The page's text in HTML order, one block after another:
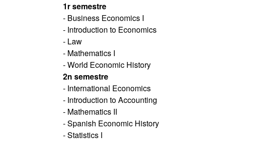
1r semestre
- Business Economics I
- Introduction to Economics
- Law
- Mathematics I
- World Economic History
2n semestre
- International Economics
- Introduction to Accounting
- Mathematics II
- Spanish Economic History
- Statistics I